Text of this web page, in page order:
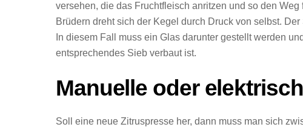
versehen, die das Fruchtfleisch anritzen und so den
Brüdern dreht sich der Kegel durch Druck von selbst.
In diesem Fall muss ein Glas darunter gestellt werden
entsprechendes Sieb verbaut ist.
Manuelle oder
Soll eine neue Zitruspresse her, dann muss man sich